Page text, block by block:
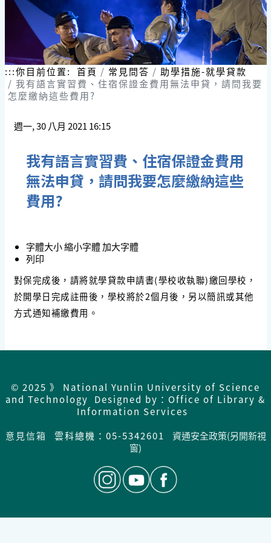
:::你目前位置: 首頁 常見問答
助學措施-就學貸款
我有語言實習費、住宿保證金費用無法申貸，請問我要
怎麼繳納這些費用?
週一, 30 八月 2021 16:15
我有語言實習費、住宿保證金費用
無法申貸，請問我要怎麼繳納這些
費用?
字體大小縮小字體加大字體
列印
對保完成後，請將就學貸款申請書(學校收執聯)繳回學校，
於開學日完成註冊後，學校將於2個月後，另以簡訊或其他
方式通知補繳費用。
© 2025 》 National Yunlin University of Science
and Technology Designed by：Office of Library &
Information Services
意見信箱
雲科總機：05-5342601
資通安全政策(另開新視
窗)